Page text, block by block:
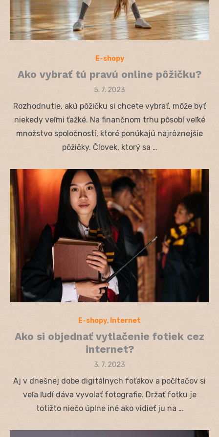
E-shopy
Ako vybrať tú pravú online pôžičku?
Posted
5. 7. 2023
Rozhodnutie, akú pôžičku si chcete vybrať, môže byť
niekedy veľmi ťažké. Na finančnom trhu pôsobí veľké
množstvo spoločností, ktoré ponúkajú najrôznejšie
pôžičky. Človek, ktorý sa …
E-shopy, Internet
Ako si objednať vytlačenie fotiek cez
internet?
Posted
3. 7. 2023
Aj v dnešnej dobe digitálnych foťákov a počítačov si
veľa ľudí dáva vyvolať fotografie. Držať fotku je
totižto niečo úplne iné ako vidieť ju na …